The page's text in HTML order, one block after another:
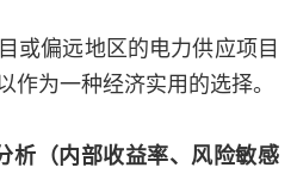
或偏远地区的电力供应项目
作为一种经济实用的选择。
析（内部收益率、风险敏感